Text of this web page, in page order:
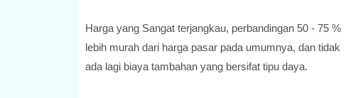
Harga yang Sangat terjangkau, perbandingan 50 - 75 %
lebih murah dari harga pasar pada umumnya, dan tidak
ada lagi biaya tambahan yang bersifat tipu daya.